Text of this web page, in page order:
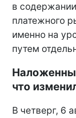
в
платежного
именно на
путем
что
В четверг, 6